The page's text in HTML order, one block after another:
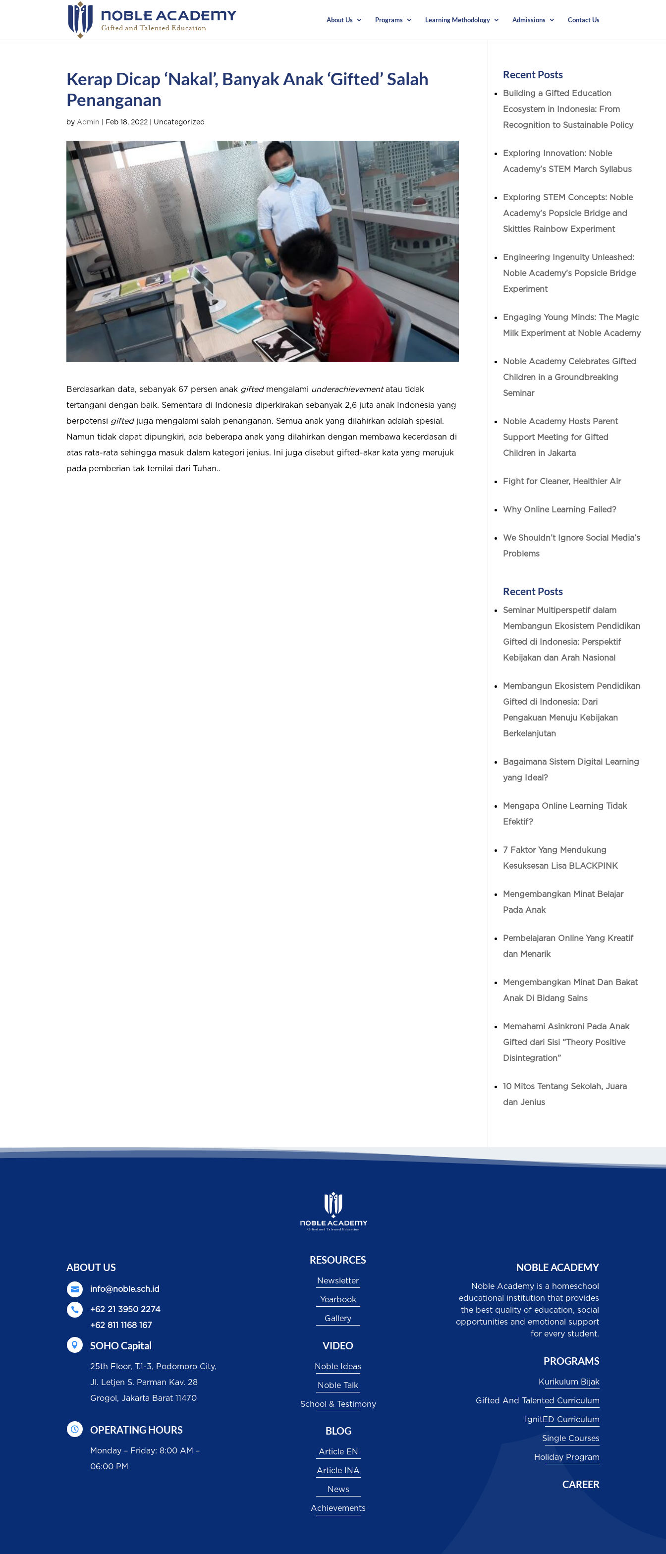
About Us Programs Learning Methodology Admissions Contact Us
Kerap Dicap ‘Nakal’, Banyak Anak ‘Gifted’ Salah
Penanganan
byAdmin Feb 18, 2022 | Uncategorized
Berdasarkan data, sebanyak 67 persen anak gifted mengalami underachievementatau tidak
tertangani dengan baik. Sementara di Indonesia diperkirakan sebanyak 2,6 juta anak Indonesia yang
berpotensi gifted juga mengalami salah penanganan. Semua anak yang dilahirkan adalah spesial.
Namun tidak dapat dipungkiri, ada beberapa anak yang dilahirkan dengan membawa kecerdasan di
atas rata-rata sehingga masuk dalam kategori jenius. Ini juga disebut gifted-akar kata yang merujuk
pada pemberian tak ternilai dari Tuhan..
Recent Posts
Building a Gifted Education
Ecosystem in Indonesia: From
Recognition to Sustainable Policy
Exploring Innovation: Noble
Academy’s STEM March Syllabus
Exploring STEM Concepts: Noble
Academy’s Popsicle Bridge and
Skittles Rainbow Experiment
Engineering Ingenuity Unleashed:
Noble Academy’s Popsicle Bridge
Experiment
Engaging Young Minds: The Magic
Milk Experiment at Noble Academy
Noble Academy Celebrates Gifted
Children in a Groundbreaking
Seminar
Noble Academy Hosts Parent
Support Meeting for Gifted
Children in Jakarta
Fight for Cleaner, Healthier Air
Why Online Learning Failed?
We Shouldn’t Ignore Social Media’s
Problems
Recent Posts
Seminar Multiperspetif dalam
Membangun Ekosistem Pendidikan
Gifted di Indonesia: Perspektif
Kebijakan dan Arah Nasional
Membangun Ekosistem Pendidikan
Gifted di Indonesia: Dari
Pengakuan Menuju Kebijakan
Berkelanjutan
Bagaimana Sistem Digital Learning
yang Ideal?
Mengapa Online Learning Tidak
Efektif?
7 Faktor Yang Mendukung
Kesuksesan Lisa BLACKPINK
Mengembangkan Minat Belajar
Pada Anak
Pembelajaran Online Yang Kreatif
dan Menarik
Mengembangkan Minat Dan Bakat
Anak Di Bidang Sains
Memahami Asinkroni Pada Anak
Gifted dari Sisi “Theory Positive
Disintegration”
10 Mitos Tentang Sekolah, Juara
dan Jenius
ABOUT US
 info@noble.sch.id

+62 21 3950 2274
+62 811 1168 167
 SOHO Capital
25th Floor, T.1-3, Podomoro City,
Jl. Letjen S. Parman Kav. 28
Grogol, Jakarta Barat 11470
 OPERATING HOURS
Monday – Friday: 8:00 AM –
06:00 PM
RESOURCES
Newsletter
Yearbook
Gallery
VIDEO
Noble Ideas
Noble Talk
School & Testimony
BLOG
Article EN
Article INA
News
Achievements
NOBLE ACADEMY
Noble Academy is a homeschool
educational institution that provides
the best quality of education, social
opportunities and emotional support
for every student.
PROGRAMS
Kurikulum Bijak
Gifted And Talented Curriculum
IgnitED Curriculum
Single Courses
Holiday Program
CAREER